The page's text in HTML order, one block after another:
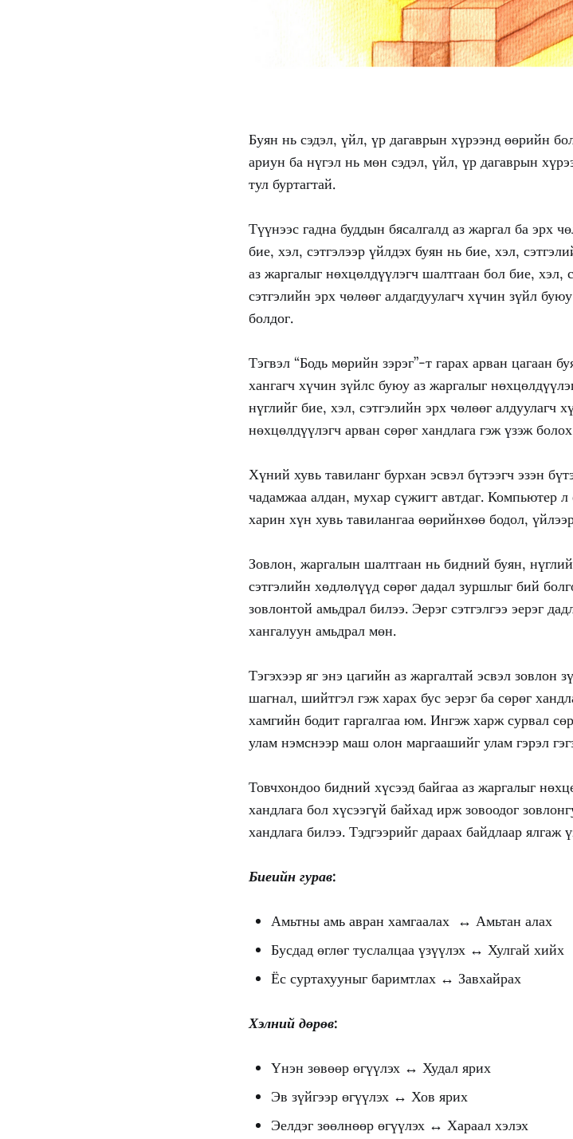
Буян нь сэдэл, үйл, үр дагаврын хүрээнд өөрийн
ариун ба нүгэл нь мөн сэдэл, үйл, үр дагаврын
тул буртагтай.
Түүнээс гадна буддын бясалгалд аз жаргал ба эрх
бие, хэл, сэтгэлээр үйлдэх буян нь бие, хэл,
аз жаргалыг нөхцөлдүүлэгч шалтгаан бол бие, хэл,
сэтгэлийн эрх чөлөөг алдагдуулагч хүчин зүйл
болдог.
Тэгвэл “Бодь мөрийн зэрэг”-т гарах арван цагаан
хангагч хүчин зүйлс буюу аз жаргалыг
нүглийг бие, хэл, сэтгэлийн эрх чөлөөг алдуулагч
нөхцөлдүүлэгч арван сөрөг хандлага гэж үзэж
Хүний хувь тавиланг бурхан эсвэл бүтээгч эзэн
чадамжаа алдан, мухар сүжигт автдаг. Компьютер л
харин хүн хувь тавилангаа өөрийнхөө бодол,
Зовлон, жаргалын шалтгаан нь бидний буян,
сэтгэлийн хөдлөлүүд сөрөг дадал зуршлыг бий
зовлонтой амьдрал билээ. Эерэг сэтгэлгээ эерэг
хангалуун амьдрал мөн.
Тэгэхээр яг энэ цагийн аз жаргалтай эсвэл зовлон
шагнал, шийтгэл гэж харах бус эерэг ба сөрөг
хамгийн бодит гаргалгаа юм. Ингэж харж сурвал
улам нэмснээр маш олон маргаашийг улам гэрэл
Товчхондоо бидний хүсээд байгаа аз жаргалыг
хандлага бол хүсээгүй байхад ирж зовоодог
хандлага билээ. Тэдгээрийг дараах байдлаар ялгаж
Биеийн гурав:
Амьтны амь авран хамгаалах ↔ Амьтан алах
Бусдад өглөг туслалцаа үзүүлэх ↔ Хулгай хийх
Ёс суртахууныг баримтлах ↔ Завхайрах
Хэлний дөрөв:
Үнэн зөвөөр өгүүлэх ↔ Худал ярих
Эв зүйгээр өгүүлэх ↔ Хов ярих
Эелдэг зөөлнөөр өгүүлэх ↔ Хараал хэлэх